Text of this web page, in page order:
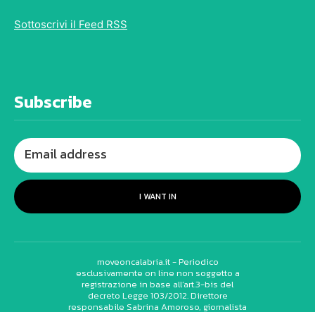
Sottoscrivi il Feed RSS
Subscribe
I WANT IN
moveoncalabria.it - Periodico
esclusivamente on line non soggetto a
registrazione in base all’art.3-bis del
decreto Legge 103/2012. Direttore
responsabile Sabrina Amoroso, giornalista